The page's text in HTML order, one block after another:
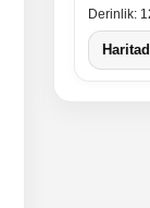
Derinlik: